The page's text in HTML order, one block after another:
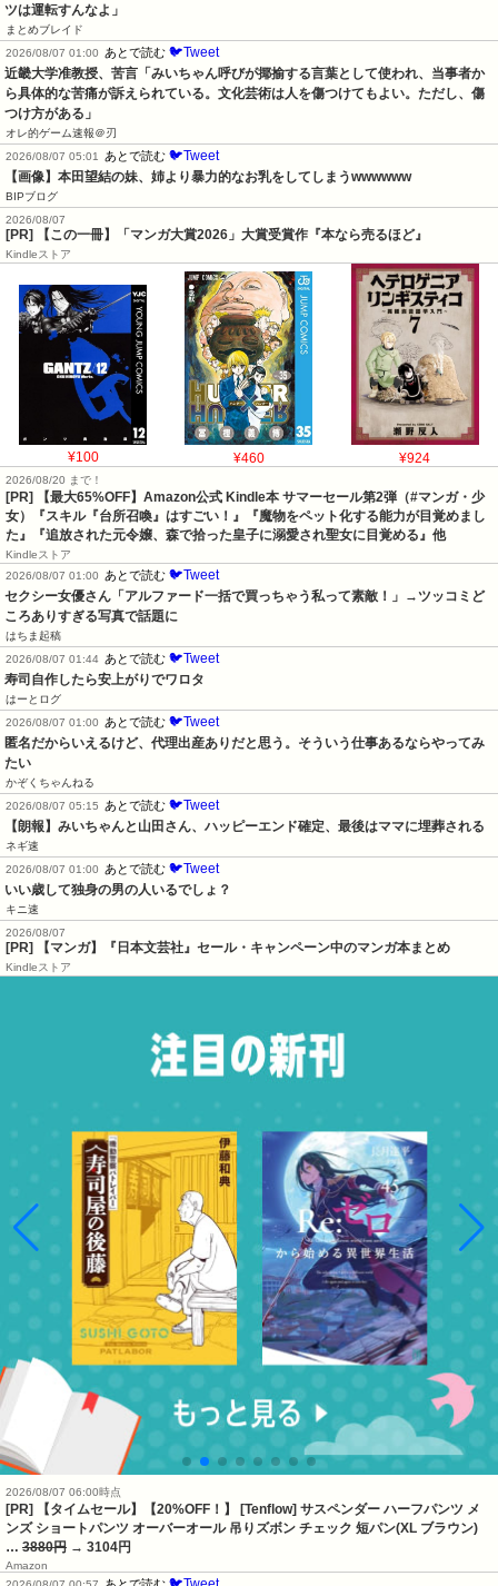
ツは運転すんなよ」
まとめブレイド
2026/08/07 01:00
あとで読む 🐦Tweet
近畿大学准教授、苦言「みいちゃん呼びが揶揄する言葉として使われ、当事者か
ら具体的な苦痛が訴えられている。文化芸術は人を傷つけてもよい。ただし、傷
つけ方がある」
オレ的ゲーム速報＠刃
2026/08/07 05:01
あとで読む 🐦Tweet
【画像】本田望結の妹、姉より暴力的なお乳をしてしまうwwwwww
BIPブログ
2026/08/07
[PR] 【この一冊】「マンガ大賞2026」大賞受賞作『本なら売るほど』
Kindleストア
¥100 ¥460 ¥924
2026/08/20 まで！
[PR]
【最大65%OFF】Amazon公式 Kindle本 サマーセール第2弾（#マンガ・少
女）『スキル『台所召喚』はすごい！』『魔物をペット化する能力が目覚めまし
た』『追放された元令嬢、森で拾った皇子に溺愛され聖女に目覚める』他
Kindleストア
2026/08/07 01:00
あとで読む 🐦Tweet
セクシー女優さん「アルファード一括で買っちゃう私って素敵！」→ツッコミど
ころありすぎる写真で話題に
はちま起稿
2026/08/07 01:44 あとで読む 🐦Tweet
寿司自作したら安上がりでワロタ
はーとログ
2026/08/07 01:00
あとで読む 🐦Tweet
匿名だからいえるけど、代理出産ありだと思う。そういう仕事あるならやってみ
たい
かぞくちゃんねる
2026/08/07 05:15
あとで読む 🐦Tweet
【朗報】みいちゃんと山田さん、ハッピーエンド確定、最後はママに埋葬される
ネギ速
2026/08/07 01:00
あとで読む 🐦Tweet
いい歳して独身の男の人いるでしょ？
キニ速
2026/08/07
[PR] 【マンガ】『日本文芸社』セール・キャンペーン中のマンガ本まとめ
Kindleストア
2026/08/07 06:00時点
[PR] 【タイムセール】【20%OFF！】 [Tenflow] サスペンダー ハーフパンツ メ
ンズ ショートパンツ オーバーオール 吊りズボン チェック 短パン(XL ブラウン)
… 3880円 → 3104円
Amazon